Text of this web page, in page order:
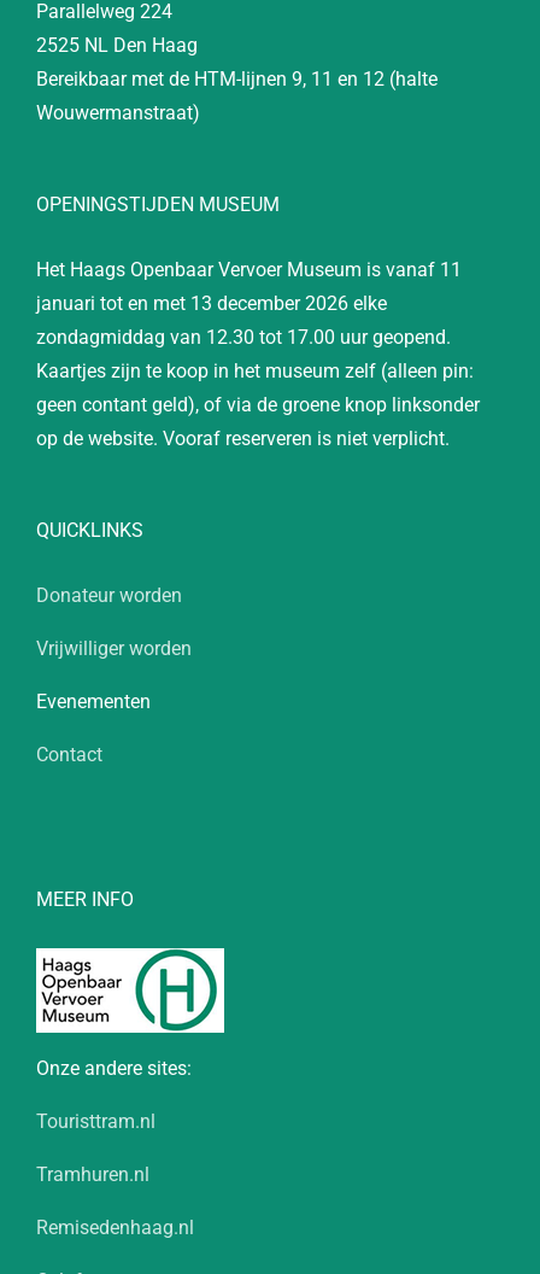
Parallelweg 224
2525 NL Den Haag
Bereikbaar met de HTM-lijnen 9, 11 en 12 (halte
Wouwermanstraat)
OPENINGSTIJDEN MUSEUM
Het Haags Openbaar Vervoer Museum is vanaf 11
januari tot en met 13 december 2026 elke
zondagmiddag van 12.30 tot 17.00 uur geopend.
Kaartjes zijn te koop in het museum zelf (alleen pin:
geen contant geld), of via de groene knop linksonder
op de website. Vooraf reserveren is niet verplicht.
QUICKLINKS
Donateur worden
Vrijwilliger worden
Evenementen
Contact
MEER INFO
Onze andere sites:
Touristtram.nl
Tramhuren.nl
Remisedenhaag.nl